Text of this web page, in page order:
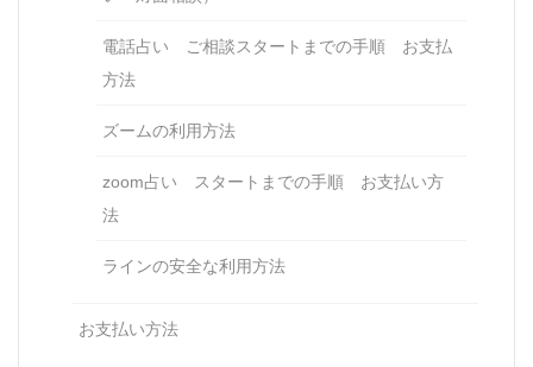
電話占い ご相談スタートまでの手順 お支払
方法
ズームの利用方法
zoom占い スタートまでの手順 お支払い方
法
ラインの安全な利用方法
お支払い方法